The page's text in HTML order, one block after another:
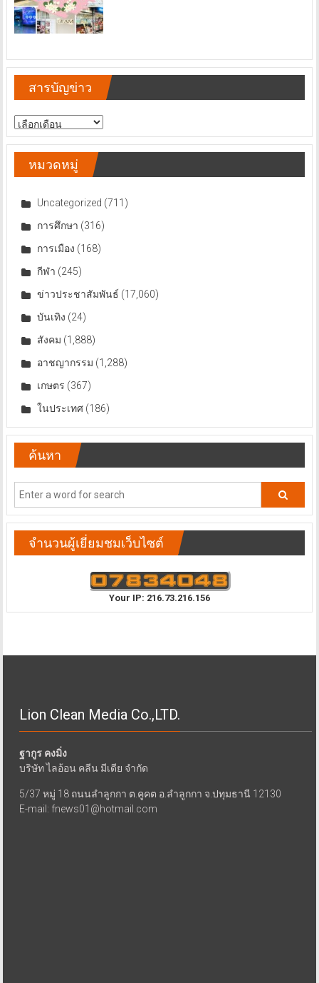
สารบัญข่าว
สารบัญ
ข่าว
หมวดหมู่
Uncategorized (711)
การศึกษา (316)
การเมือง (168)
กีฬา (245)
ข่าวประชาสัมพันธ์ (17,060)
บันเทิง (24)
สังคม (1,888)
อาชญากรรม (1,288)
เกษตร (367)
ในประเทศ(186)
ค้นหา
จำนวนผู้เยี่ยมชมเว็บไซต์
Your IP: 216.73.216.156
Lion Clean Media Co.,LTD.
ฐากูร คงมิ่ง
บริษัท ไลอ้อน คลีน มีเดีย จำกัด
5/37 หมู่ 18 ถนนลำลูกกา ต.คูคต อ.ลำลูกกา จ.ปทุมธานี 12130
E-mail: fnews01@hotmail.com